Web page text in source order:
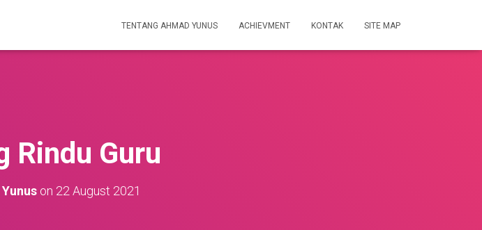
TENTANG AHMAD YUNUS ACHIEVMENT KONTAK SITE MAP
Rindu Guru
on 22 August 2021